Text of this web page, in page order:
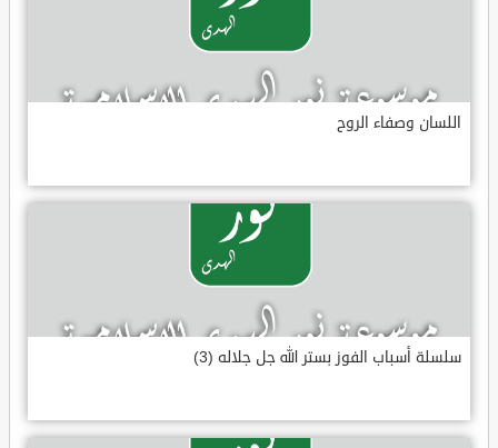
اللسان وصفاء الروح
سلسلة أسباب الفوز بستر الله جل جلاله (3)